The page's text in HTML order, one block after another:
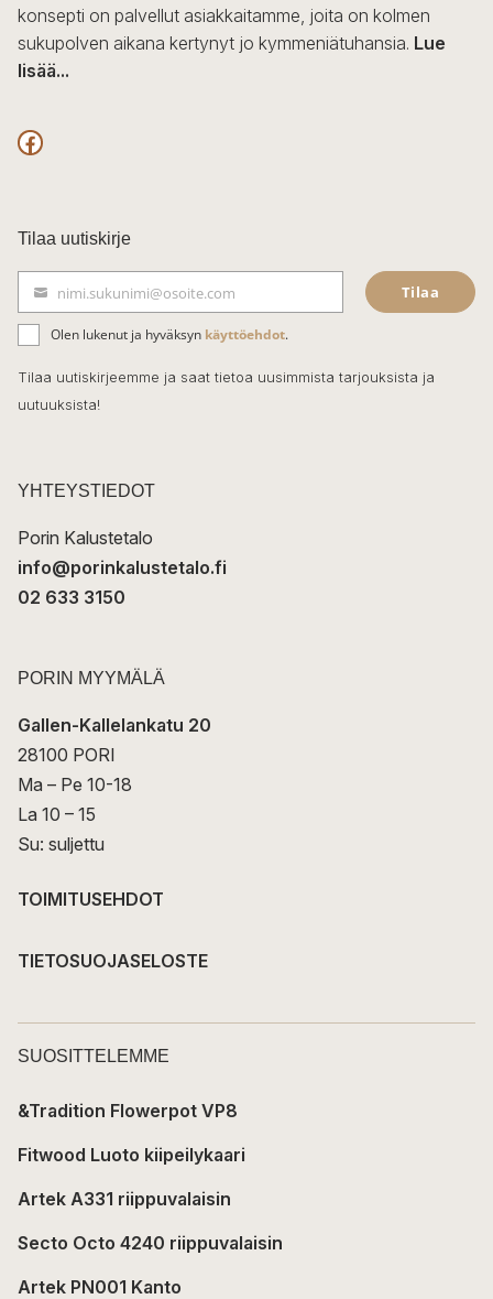
konsepti on palvellut asiakkaitamme, joita on kolmen
sukupolven aikana kertynyt jo kymmeniätuhansia. Lue
lisää...
F
c
e
b
o
o
k
Tilaa uutiskirje
ä
h
k
t
nimi.sukunimi@osoite.com Tilaa
Olen lukenut ja hyväksyn käyttöehdot.
Tilaa uutiskirjeemme ja saat tietoa uusimmista tarjouksista ja
uutuuksista!
YHTEYSTIEDOT
Porin Kalustetalo
info@porinkalustetalo.fi
02 633 3150
PORIN MYYMÄLÄ
Gallen-Kallelankatu 20
28100 PORI
Ma – Pe 10-18
La 10 – 15
Su: suljettu
TOIMITUSEHDOT
TIETOSUOJASELOSTE
SUOSITTELEMME
&Tradition Flowerpot VP8
Fitwood Luoto kiipeilykaari
Artek A331 riippuvalaisin
Secto Octo 4240 riippuvalaisin
Artek PN001 Kanto